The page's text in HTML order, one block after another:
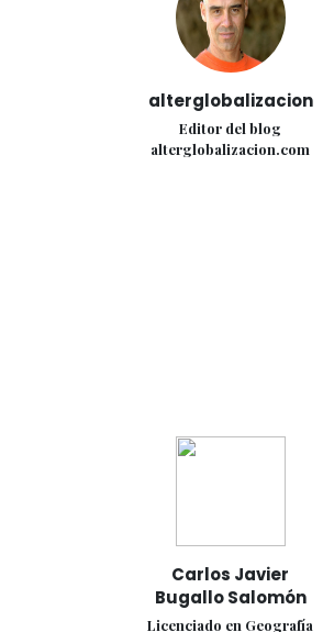
alterglobalizacion
Editor del blog
alterglobalizacion.com
Carlos Javier
Bugallo Salomón
Licenciado en Geografía